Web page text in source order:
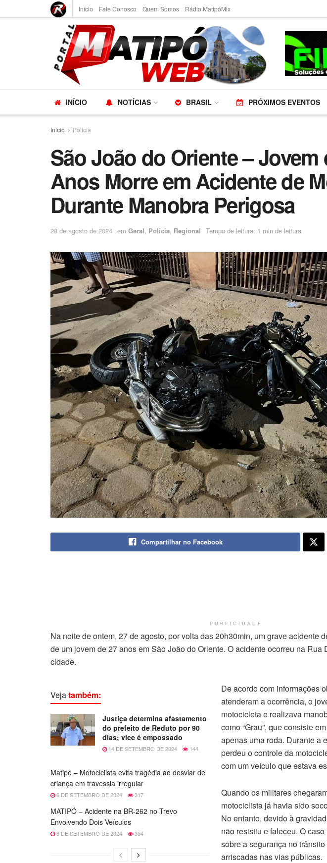
Início Fale Conosco Quem Somos Rádio MatipóMix
INÍCIO NOTÍCIAS BRASIL PRÓXIMOS EVENTOS
Início Polícia
São João do Oriente – Jovem
Anos Morre em Acidente de
Durante Manobra Perigosa
28 de agosto de 2024 em Geral, Polícia, Regional Tempo de leitura: 1 min de leitura
Compartilhar no Facebook
PUBLICIDADE
Na noite de ontem, 27 de agosto, por volta das 20h30min, um grave acidente
de um jovem de 27 anos em São João do Oriente. O acidente ocorreu na Rua
cidade.
Vejatambém:
Justiça determina afastamento
do prefeito de Reduto por 90
dias; vice é empossado
14 DE SETEMBRO DE 2024 144
Matipó – Motociclista evita tragédia ao desviar de
criança em travessia irregular
6 DE SETEMBRO DE 2024 317
MATIPÓ – Acidente na BR-262 no Trevo
Envolvendo Dois Veículos
6 DE SETEMBRO DE 2024 354
De acordo com informações
atenderam a ocorrência, o
motocicleta e realizava
como “Grau”, que consiste
apenas uma roda. Durante a
perdeu o controle da
com um veículo que estava
Quando os militares
motociclista já havia sido
No entanto, devido à
não resistiu e faleceu. O
sobre a segurança no
arriscadas nas vias públicas.